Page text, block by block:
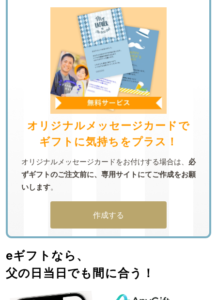
オリジナルメッセージカードで
ギフトに気持ちをプラス！
オリジナルメッセージカードをお付けする場合は、 必
ずギフトのご注文前に、専用サイトにてご作成をお願
いします。
作成する
eギフトなら、
父の日当日でも間に合う！